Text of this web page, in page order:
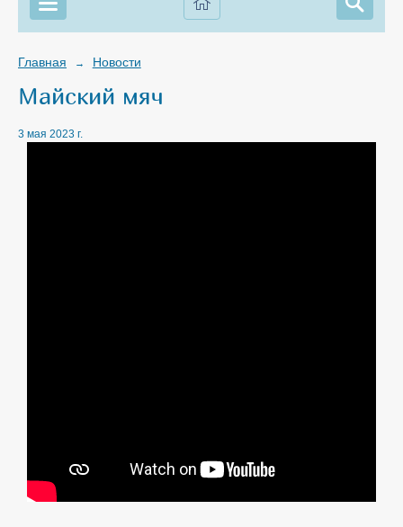
Главная → Новости
Майский мяч
3 мая 2023 г.